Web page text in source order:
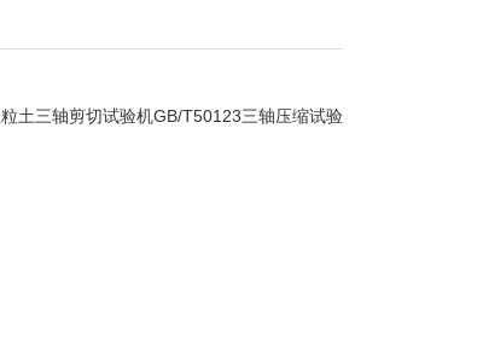
土三轴剪切试验机GB/T50123三轴压缩试验